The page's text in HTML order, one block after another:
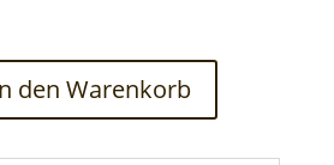
den Warenkorb